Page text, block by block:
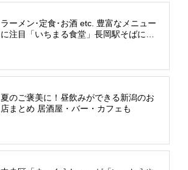
ラーメン･定食･お酒 etc. 豊富なメニュー
に注目「いちまる食堂」長岡駅そばにオ
夏のご褒美に！昼飲みができる新潟のお
店まとめ 居酒屋・バー・カフェも